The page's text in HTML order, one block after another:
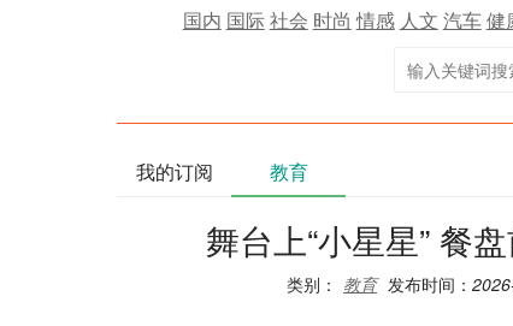
国内 国际社会 时尚 情感 人文 汽车健
我的订阅 教育
舞台上“小星星” 餐
类别： 教育 发布时间：